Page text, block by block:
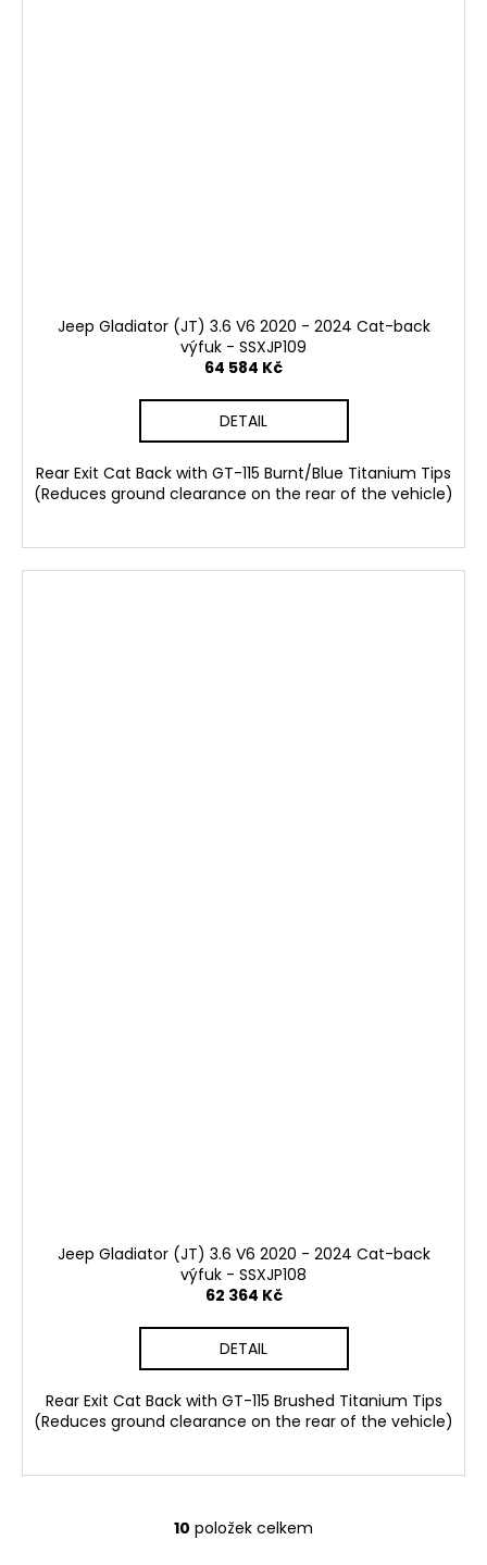
Jeep Gladiator (JT) 3.6 V6 2020 - 2024 Cat-back
výfuk - SSXJP109
64 584 Kč
DETAIL
Rear Exit Cat Back with GT-115 Burnt/Blue Titanium Tips
(Reduces ground clearance on the rear of the vehicle)
Jeep Gladiator (JT) 3.6 V6 2020 - 2024 Cat-back
výfuk - SSXJP108
62 364 Kč
DETAIL
Rear Exit Cat Back with GT-115 Brushed Titanium Tips
(Reduces ground clearance on the rear of the vehicle)
O
10 položek celkem